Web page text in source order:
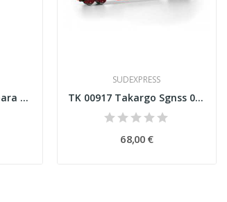
10000 Pregos curtos para fixação dos carris
SUDEXPRESS
TK 00917 Takargo Sgnss 009 Esc H0
68,00 €